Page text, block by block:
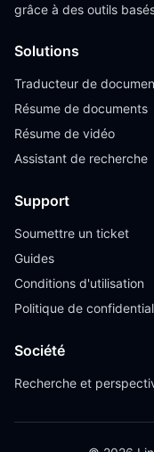
grâce à des outils
Solutions
Traducteur de
Résume de documents
Résume de vidéo
Assistant de recherche
Support
Soumettre un ticket
Guides
Conditions d'utilisation
Politique de
Société
Recherche et